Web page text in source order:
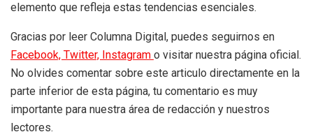
elemento que refleja estas tendencias esenciales.
Gracias por leer Columna Digital, puedes seguirnos en
Facebook, Twitter, Instagram o visitar nuestra página oficial.
No olvides comentar sobre este articulo directamente en la
parte inferior de esta página, tu comentario es muy
importante para nuestra área de redacción y nuestros
lectores.